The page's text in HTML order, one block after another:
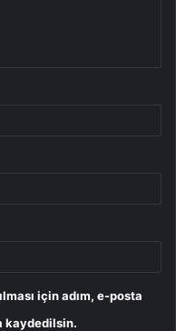
için adım, e-posta
kaydedilsin.